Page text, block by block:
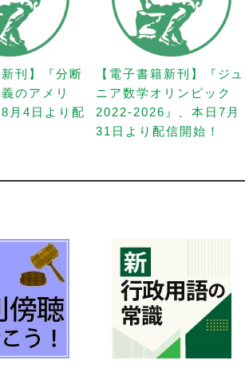
新刊】『分断
のアメリ
月4日より配
【電子書籍新刊】『ジュ
ニア数学オリンピック
2022-2026』、本日7月
31日より配信開始！